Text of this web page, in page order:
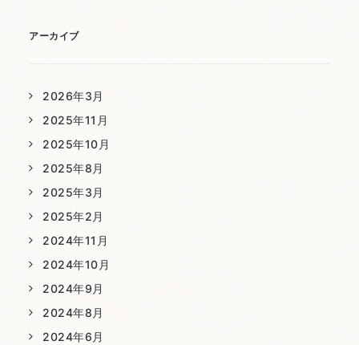
アーカイブ
2026年3月
2025年11月
2025年10月
2025年8月
2025年3月
2025年2月
2024年11月
2024年10月
2024年9月
2024年8月
2024年6月